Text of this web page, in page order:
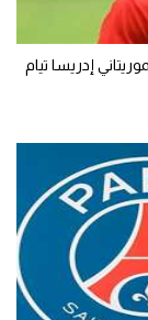
إدريسا تيام